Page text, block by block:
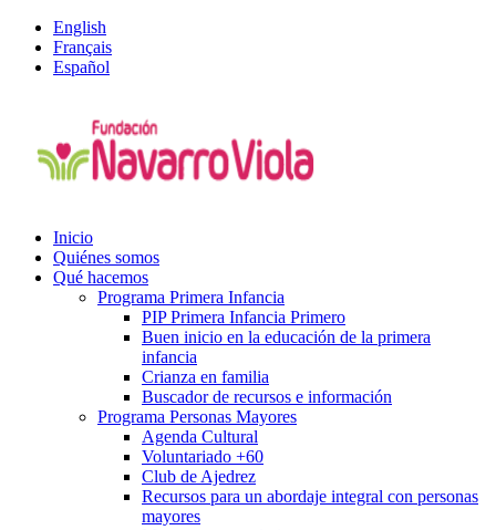
English
Français
Español
Inicio
Quiénes somos
Qué hacemos
Programa Primera Infancia
PIP Primera Infancia Primero
Buen inicio en la educación de la primera
infancia
Crianza en familia
Buscador de recursos e información
Programa Personas Mayores
Agenda Cultural
Voluntariado +60
Club de Ajedrez
Recursos para un abordaje integral con personas
mayores